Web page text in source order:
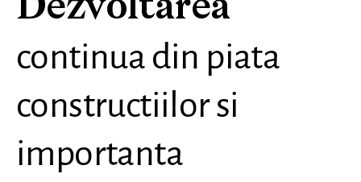
Dezvoltarea
continua din piata
constructiilor si
importanta